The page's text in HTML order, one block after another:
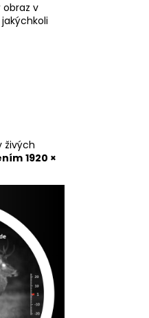
obraz v
živých
1920 ×